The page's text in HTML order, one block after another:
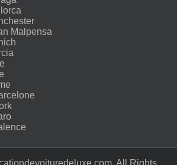
Malpensa
All Rights